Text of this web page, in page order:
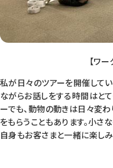
【ワ
私が日々のツアーを開催して
ながらお話しをする時間はと
ーでも、動物の動きは日々変
をもらうこともあります。小さ
自身もお客さまと一緒に楽し